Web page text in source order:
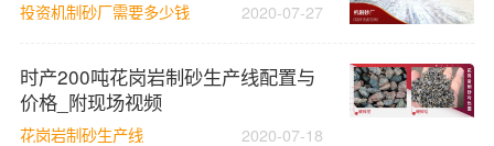
投资机制砂厂需要多少钱 2020-07-27
时产200吨花岗岩制砂生产线配置与
价格_附现场视频
花岗岩制砂生产线 2020-07-18